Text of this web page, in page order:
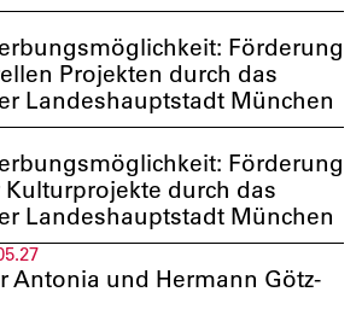
Förderung
Projekten durch das
Landeshauptstadt München
Förderung
durch das
Landeshauptstadt München
Antonia und Hermann Götz-